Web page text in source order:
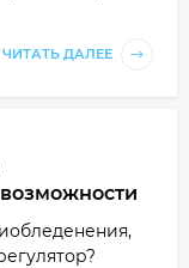
ЧИТАТЬ ДАЛЕЕ